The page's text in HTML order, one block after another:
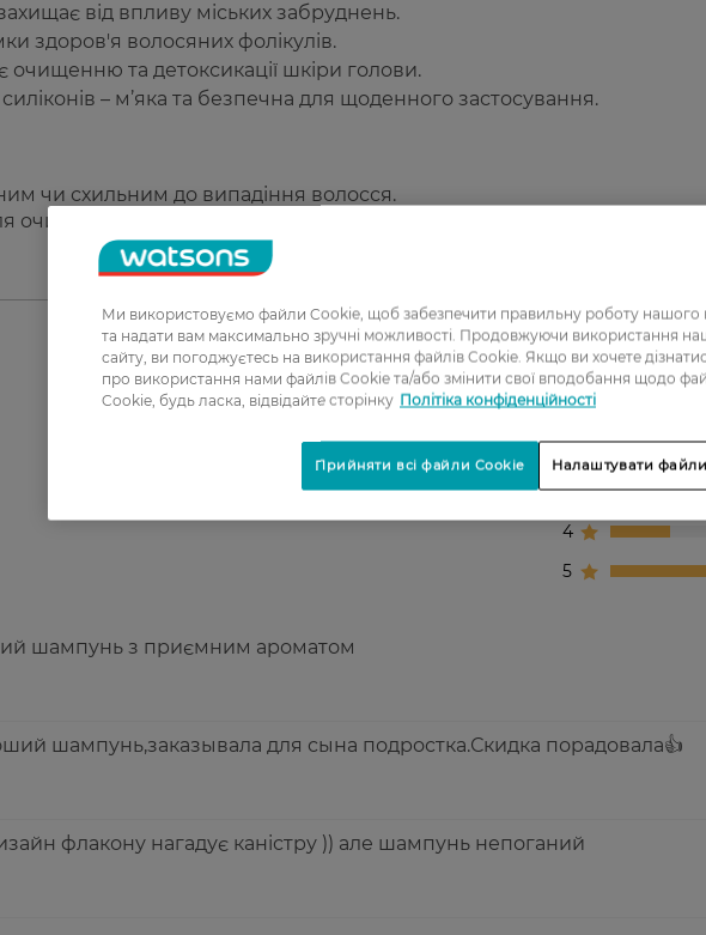
від впливу міських забруднень.
здоров'я волосяних фолікулів.
очищенню та детоксикації шкіри голови.
– м’яка та безпечна для щоденного застосування.
чи схильним до випадіння волосся.
зміцнення та захисту.
1
3
4
5
шампунь з приємним ароматом
шампунь,заказывала для сына подростка.Скидка порадовала👍
флакону нагадує каністру )) але шампунь непоганий
Ми використовуємо файли Cookie, щоб забезпечити правильну роботу нашого
та надати вам максимально зручні можливості. Продовжуючи використання
сайту, ви погоджуєтесь на використання файлів Cookie. Якщо ви хочете
про використання нами файлів Cookie та/або змінити свої вподобання щодо
Cookie, будь ласка, відвідайте сторінку Політіка конфіденційності
Налаштувати
Прийняти всі файли Cookie